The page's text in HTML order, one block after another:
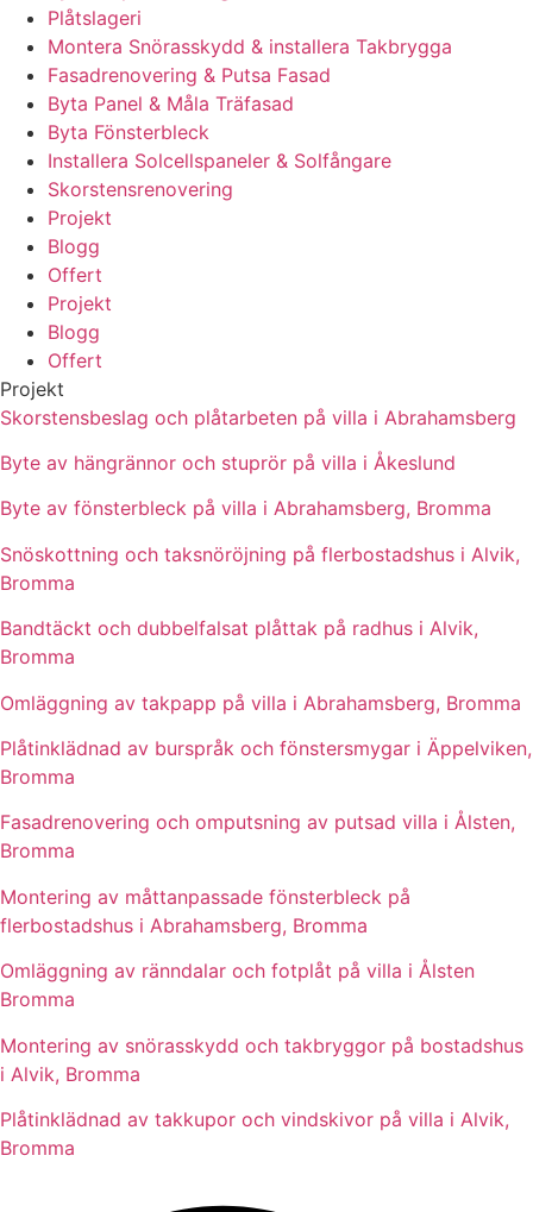
Plåtslageri
Montera Snörasskydd & installera Takbrygga
Fasadrenovering & Putsa Fasad
Byta Panel & Måla Träfasad
Byta Fönsterbleck
Installera Solcellspaneler & Solfångare
Skorstensrenovering
Projekt
Blogg
Offert
Projekt
Blogg
Offert
Projekt
Skorstensbeslag och plåtarbeten på villa i Abrahamsberg
Byte av hängrännor och stuprör på villa i Åkeslund
Byte av fönsterbleck på villa i Abrahamsberg, Bromma
Snöskottning och taksnöröjning på flerbostadshus i Alvik,
Bromma
Bandtäckt och dubbelfalsat plåttak på radhus i Alvik,
Bromma
Omläggning av takpapp på villa i Abrahamsberg, Bromma
Plåtinklädnad av burspråk och fönstersmygar i Äppelviken,
Bromma
Fasadrenovering och omputsning av putsad villa i Ålsten,
Bromma
Montering av måttanpassade fönsterbleck på
flerbostadshus i Abrahamsberg, Bromma
Omläggning av ränndalar och fotplåt på villa i Ålsten
Bromma
Montering av snörasskydd och takbryggor på bostadshus
i Alvik, Bromma
Plåtinklädnad av takkupor och vindskivor på villa i Alvik,
Bromma